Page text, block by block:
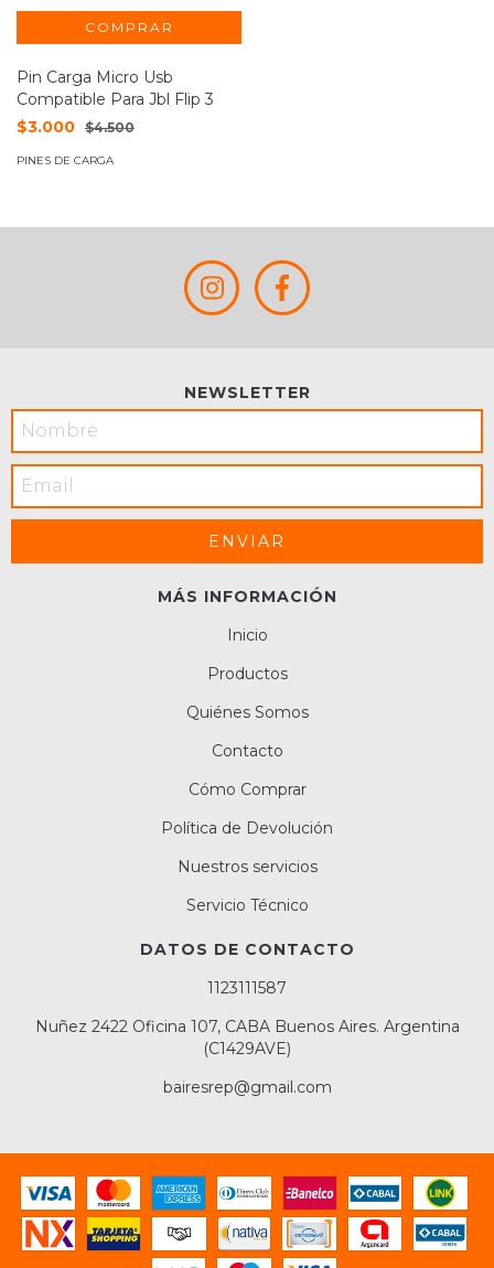
Pin Carga Micro Usb
Compatible Para Jbl Flip 3
$3.000 $4.500
PINES DE CARGA
NEWSLETTER
MÁS INFORMACIÓN
Inicio
Productos
Quiénes Somos
Contacto
Cómo Comprar
Política de Devolución
Nuestros servicios
Servicio Técnico
DATOS DE CONTACTO
1123111587
Nuñez 2422 Oficina 107, CABA Buenos Aires. Argentina
(C1429AVE)
bairesrep@gmail.com